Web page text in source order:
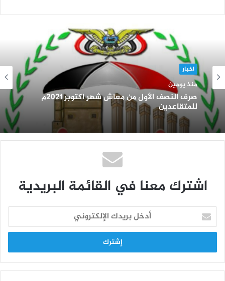
اخبار
منذ يومين
صرف النصف الأول من معاش شهر اكتوبر 2021م
للمتقاعدين
اشترك معنا في القائمة البريدية
خ
ب
ر
ي